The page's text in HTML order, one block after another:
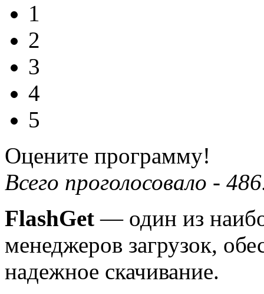
1
2
3
4
5
Оцените программу!
Всего проголосовало - 486
FlashGet — один из
менеджеров загрузок,
надежное скачивание.